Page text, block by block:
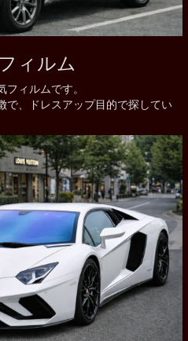
ィルム
ィルムです。
で、ドレスアップ目的で探してい